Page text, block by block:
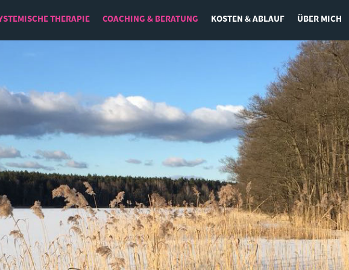
THERAPIE COACHING & BERATUNG
Leadership
Beruf und Lebenssinn
Emotionale Intelligenz
Resilienz und Zeit- und Selbstmanagement
KOSTEN & ABLAUF ÜBER MICH